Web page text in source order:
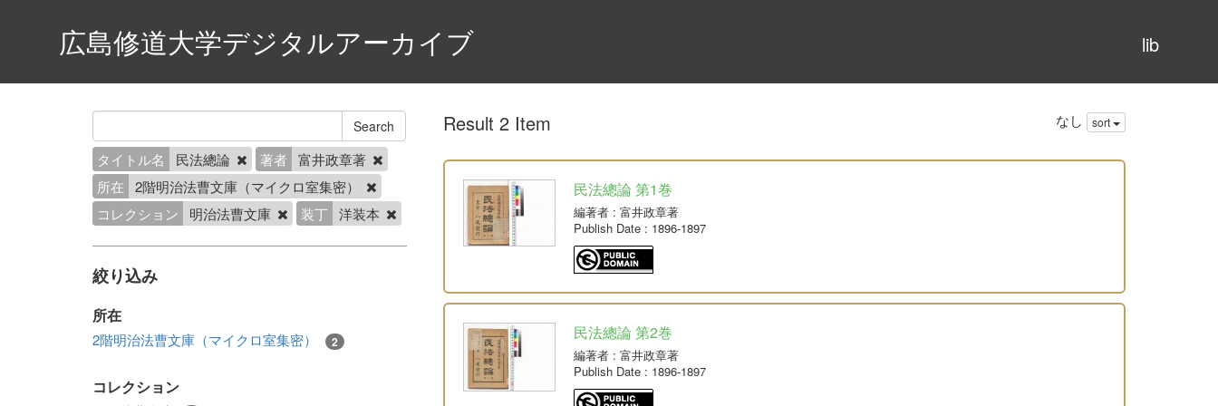
lib
広島修道大学デジタルアーカイブ
タイトル名 民法總論 著者
富井政章著
所在
2階明治法曹文庫（マイクロ室集密）
コレクション
明治法曹文庫 装丁 洋装本
絞り込み
所在
2階明治法曹文庫（マイクロ室集密） 2
コレクション
Result 2 Item なし sort
民法總論 第1巻
編著者: 富井政章著
Publish Date: 1896-1897
民法總論 第2巻
編著者: 富井政章著
Publish Date: 1896-1897